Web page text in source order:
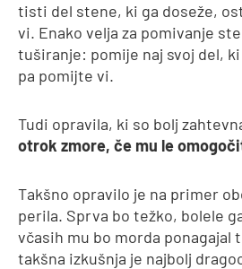
tisti del stene, ki ga doseže,
vi. Enako velja za pomivanje
tuširanje: pomije naj svoj del,
pa pomijte vi.
Tudi opravila, ki so bolj
otrok zmore, če mu le
Takšno opravilo je na primer
perila. Sprva bo težko, bolele
včasih mu bo morda ponagajal
takšna izkušnja je najbolj